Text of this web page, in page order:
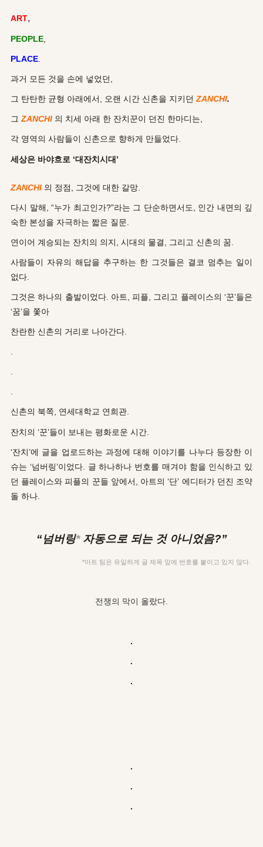
ART,
PEOPLE
PLACE
과거 모든 것을 손에 넣었던,
그 탄탄한 균형 아래에서, 오랜 시간 신촌을 지키던ZANCHI.
그ZANCHI 의 치세 아래 한 잔치꾼이 던진 한마디는,
각 영역의 사람들이 신촌으로 향하게 만들었다.
세상은 바야흐로 ‘대잔치시대’
ZANCHI 의 정점, 그것에 대한 갈망.
다시 말해, “누가 최고인가?”라는 그 단순하면서도, 인간 내면의 깊
숙한 본성을 자극하는 짧은 질문.
연이어 계승되는 잔치의 의지, 시대의 물결, 그리고 신촌의 꿈.
사람들이 자유의 해답을 추구하는 한 그것들은 결코 멈추는 일이
없다.
그것은 하나의 출발이었다. 아트, 피플, 그리고 플레이스의 ‘꾼’들은
‘꿈’을 쫓아
찬란한 신촌의 거리로 나아간다.
.
.
신촌의 북쪽, 연세대학교 연희관.
잔치의 ‘꾼’들이 보내는 평화로운 시간.
‘잔치’에 글을 업로드하는 과정에 대해 이야기를 나누다 등장한 이
슈는 ‘넘버링’이었다. 글 하나하나 번호를 매겨야 함을 인식하고 있
던 플레이스와 피플의 꾼들 앞에서, 아트의 ‘단’ 에디터가 던진 조약
돌 하나.
“넘버링*자동으로 되는 것 아니었음?”
*아트 팀은 유일하게 글 제목 앞에 번호를 붙이고 있지 않다.
전쟁의 막이 올랐다.
.
.
.
.
.
.